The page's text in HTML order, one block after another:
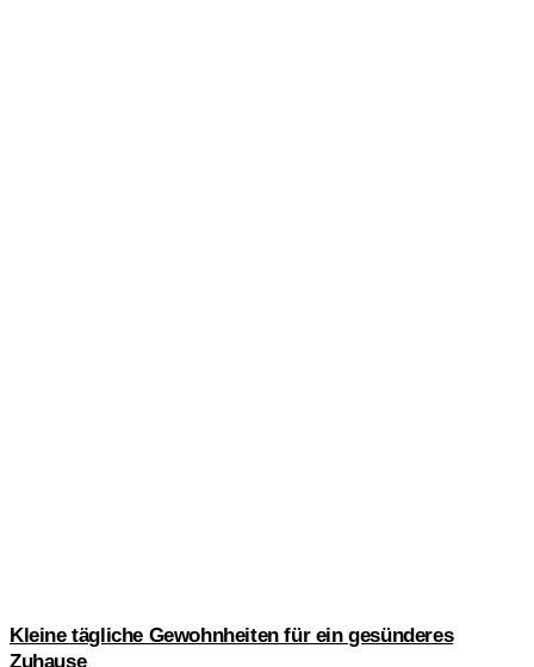
Kleine tägliche Gewohnheiten für ein gesünderes
Zuhause